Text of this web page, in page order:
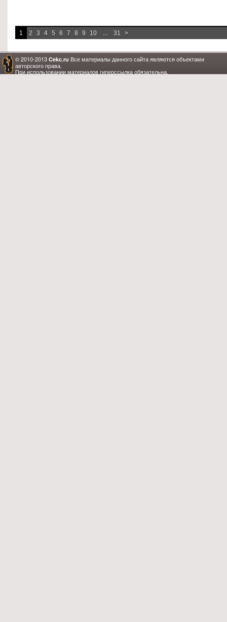
1 2 3 4 5 6 7 8 9 10 ... 31 >
© 2010-2013 Cekc.ru Все материалы данного сайта являются объектами
авторского права.
При использовании материалов гиперссылка обязательна.